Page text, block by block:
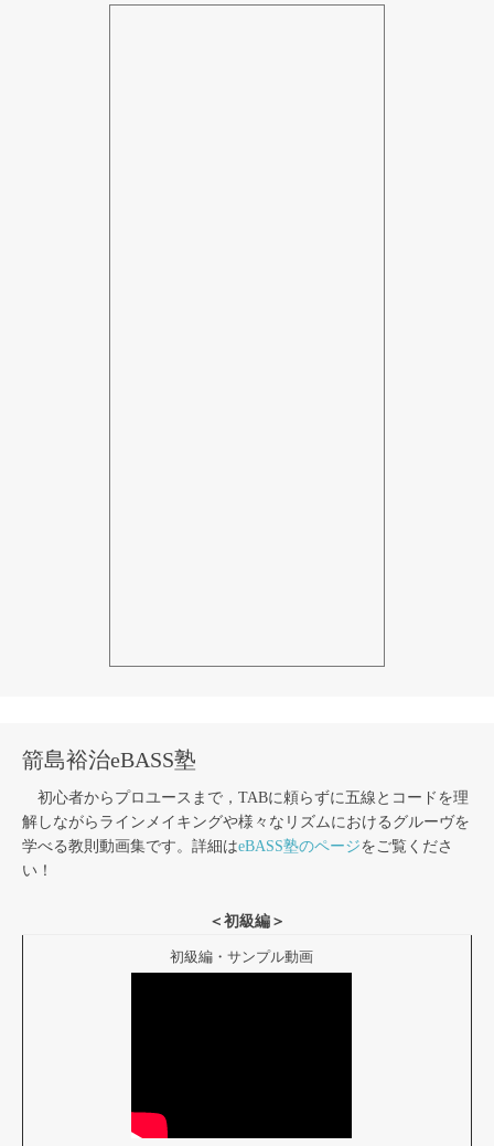
箭島裕治eBASS塾
初心者からプロユースまで，TABに頼らずに五線とコードを理
解しながらラインメイキングや様々なリズムにおけるグルーヴを
学べる教則動画集です。詳細はeBASS塾のページをご覧くださ
い！
＜初級編＞
初級編・サンプル動画